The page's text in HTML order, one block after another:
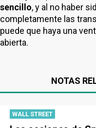
sencillo, y al no haber
completamente las
puede que haya una
abierta.
NOTAS
WALL STREET